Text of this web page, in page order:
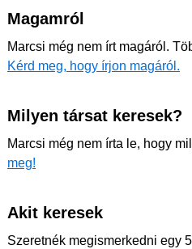
Magamról
Marcsi még nem írt magáról.
Kérd meg, hogy írjon magáról.
Milyen társat keresek?
Marcsi még nem írta le, hogy
meg!
Akit keresek
Szeretnék megismerkedni egy